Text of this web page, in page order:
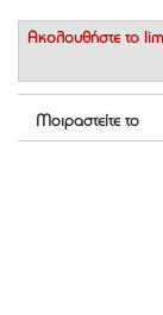
Ακολουθήστε το
Μοιραστείτε το